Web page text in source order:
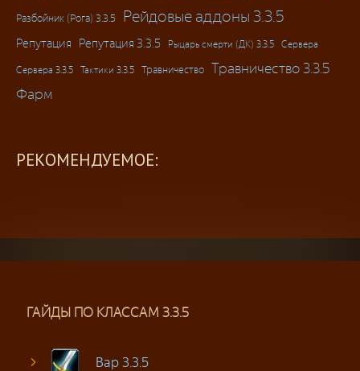
Разбойник (Рога) 3.3.5 Рейдовые аддоны 3.3.5
Репутация Репутация 3.3.5 Рыцарь смерти (ДК) 3.3.5 Сервера
Сервера 3.3.5 Тактики 3.3.5 Травничество Травничество 3.3.5
Фарм
РЕКОМЕНДУЕМОЕ:
ГАЙДЫ ПО КЛАССАМ 3.3.5
Вар 3.3.5